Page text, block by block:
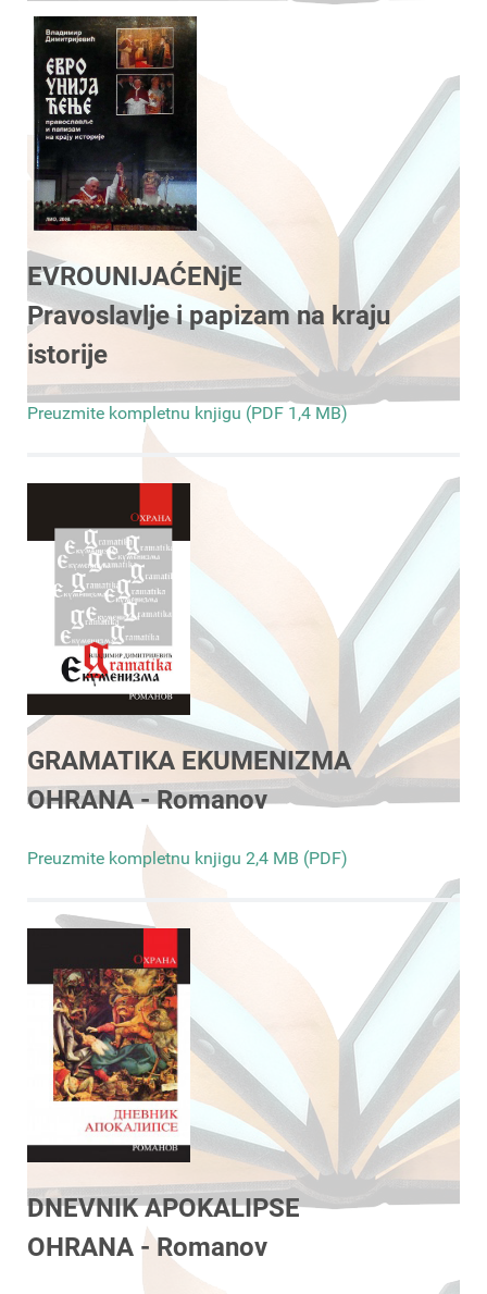
EVROUNIJAĆENjE
Pravoslavlje i papizam na kraju
istorije
Preuzmite kompletnu knjigu (PDF 1,4 MB)
GRAMATIKA EKUMENIZMA
OHRANA - Romanov
Preuzmite kompletnu knjigu 2,4 MB (PDF)
DNEVNIK APOKALIPSE
OHRANA - Romanov